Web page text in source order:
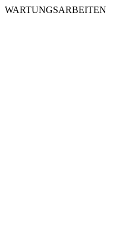
WARTUNGSARBEITEN